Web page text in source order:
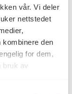
vår. Vi deler
nettstedet
kombinere den
for dem,
bruk av